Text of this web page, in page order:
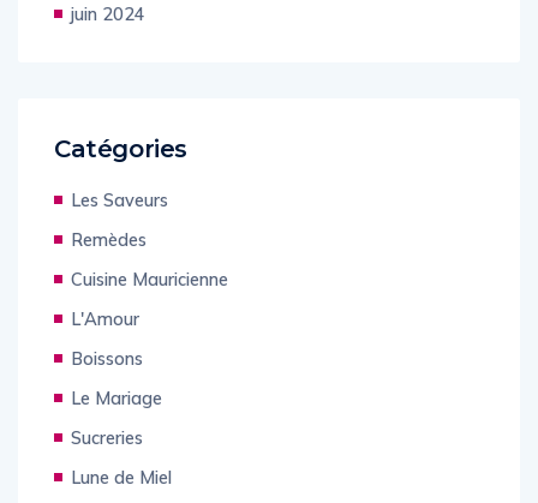
juin 2024
Catégories
Les Saveurs
Remèdes
Cuisine Mauricienne
L'Amour
Boissons
Le Mariage
Sucreries
Lune de Miel